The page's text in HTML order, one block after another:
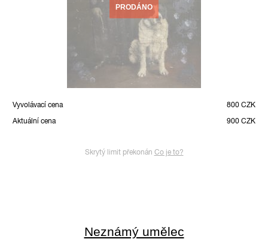
PRODÁNO
Vyvolávací cena
800 CZK
Aktuální cena
900 CZK
Skrytý limit překonán Co je to?
Neznámý umělec